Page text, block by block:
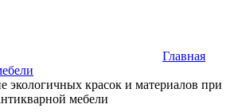
Главная
экологичных красок и материалов при
мебели